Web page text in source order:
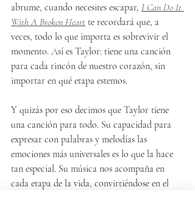
abrume, cuando necesites escapar, I Can Do It
With A Broken Heart te recordará que, a
veces, todo lo que importa es sobrevivir el
momento. Así es Taylor: tiene una canción
para cada rincón de nuestro corazón, sin
importar en qué etapa estemos.
Y quizás por eso decimos que Taylor tiene
una canción para todo. Su capacidad para
expresar con palabras y melodías las
emociones más universales es lo que la hace
tan especial. Su música nos acompaña en
cada etapa de la vida, convirtiéndose en el